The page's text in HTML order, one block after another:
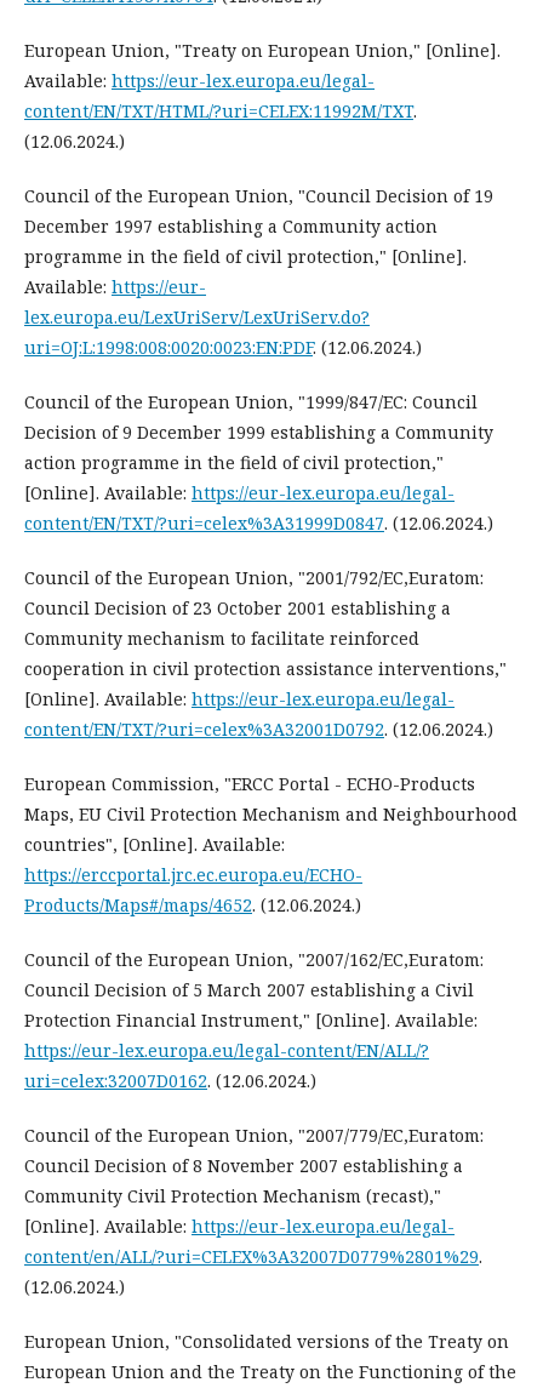
European Union, "Treaty on European Union," [Online].
Available: https://eur-lex.europa.eu/legal-
content/EN/TXT/HTML/?uri=CELEX:11992M/TXT.
(12.06.2024.)
Council of the European Union, "Council Decision of 19
December 1997 establishing a Community action
programme in the field of civil protection," [Online].
Available: https://eur-
lex.europa.eu/LexUriServ/LexUriServ.do?
uri=OJ:L:1998:008:0020:0023:EN:PDF. (12.06.2024.)
Council of the European Union, "1999/847/EC: Council
Decision of 9 December 1999 establishing a Community
action programme in the field of civil protection,"
[Online]. Available: https://eur-lex.europa.eu/legal-
content/EN/TXT/?uri=celex%3A31999D0847. (12.06.2024.)
Council of the European Union, "2001/792/EC,Euratom:
Council Decision of 23 October 2001 establishing a
Community mechanism to facilitate reinforced
cooperation in civil protection assistance interventions,"
[Online]. Available: https://eur-lex.europa.eu/legal-
content/EN/TXT/?uri=celex%3A32001D0792. (12.06.2024.)
European Commission, "ERCC Portal - ECHO-Products
Maps, EU Civil Protection Mechanism and Neighbourhood
countries", [Online]. Available:
https://erccportal.jrc.ec.europa.eu/ECHO-
Products/Maps#/maps/4652. (12.06.2024.)
Council of the European Union, "2007/162/EC,Euratom:
Council Decision of 5 March 2007 establishing a Civil
Protection Financial Instrument," [Online]. Available:
https://eur-lex.europa.eu/legal-content/EN/ALL/?
uri=celex:32007D0162. (12.06.2024.)
Council of the European Union, "2007/779/EC,Euratom:
Council Decision of 8 November 2007 establishing a
Community Civil Protection Mechanism (recast),"
[Online]. Available: https://eur-lex.europa.eu/legal-
content/en/ALL/?uri=CELEX%3A32007D0779%2801%29.
(12.06.2024.)
European Union, "Consolidated versions of the Treaty on
European Union and the Treaty on the Functioning of the